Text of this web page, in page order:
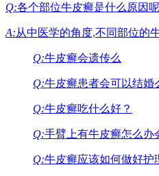
Q:各个部位牛皮癣是什么原因
A:从中医学的角度,不同部位
Q:牛皮癣会遗传么
Q:牛皮癣患者会可以结婚
Q:牛皮癣吃什么好？
Q:手臂上有牛皮癣怎么办
Q:牛皮癣应该如何做好护